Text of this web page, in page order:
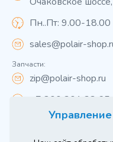
Пн..Пт: 9.00-18.00
sales@polair-
Запчасти:
zip@polair-shop.ru
+7 800 301 33 65